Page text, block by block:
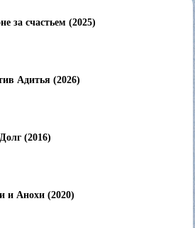
за счастьем (2025)
Адитья (2026)
(2016)
и Анохи (2020)